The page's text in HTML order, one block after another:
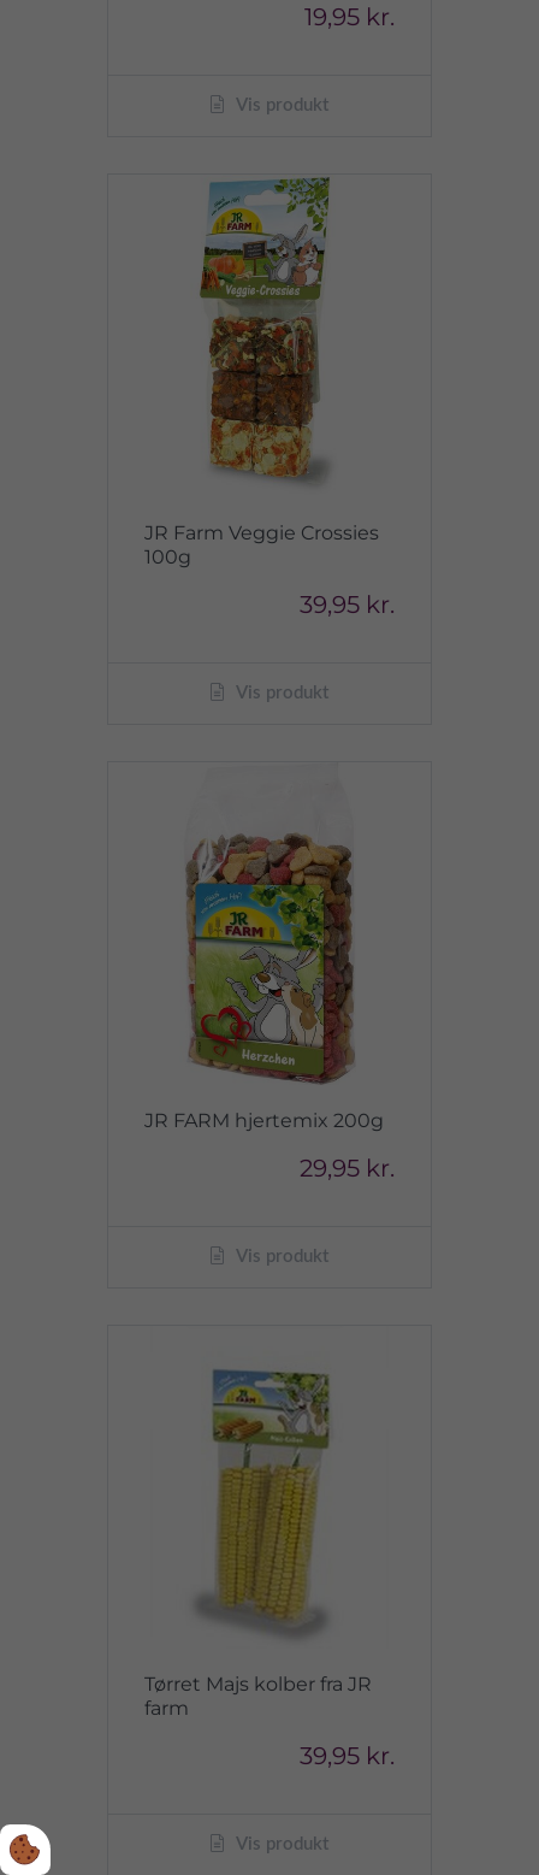
19,95 kr.
Vis produkt
JR Farm Veggie Crossies
100g
39,95 kr.
Vis produkt
JR FARM hjertemix 200g
29,95 kr.
Vis produkt
Tørret Majs kolber fra JR
farm
39,95 kr.
Vis produkt